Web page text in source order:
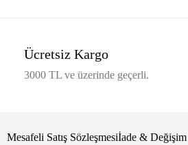
Ücretsiz Kargo
3000 TL ve üzerinde geçerli.
Mesafeli Satış Sözleşmesiİade & Değişim